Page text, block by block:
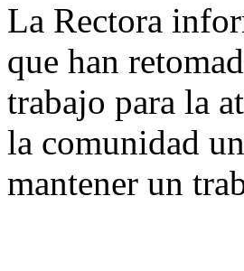
La Rectora
que han
trabajo para la
la comunidad
mantener un